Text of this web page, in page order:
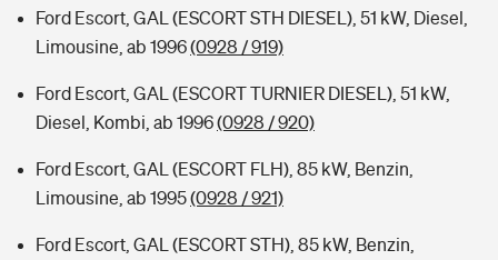
Ford Escort, GAL (ESCORT STH DIESEL), 51 kW, Diesel,
Limousine, ab 1996(0928 / 919)
Ford Escort, GAL (ESCORT TURNIER DIESEL), 51 kW,
Diesel, Kombi, ab 1996(0928 / 920)
Ford Escort, GAL (ESCORT FLH), 85 kW, Benzin,
Limousine, ab 1995(0928 / 921)
Ford Escort, GAL (ESCORT STH), 85 kW, Benzin,